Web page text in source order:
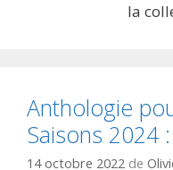
la
Anthologie
Saisons 2024
14 octobre 2022 de